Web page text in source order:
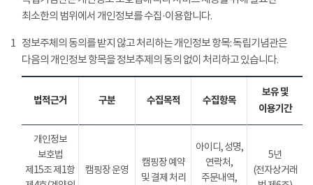
최소한의 범위에서 개인정보를 수집·이용합니다.
1 정보주체의 동의를 받지 않고 처리하는 개인정보 항목: 독립기념관은
다음의 개인정보 항목을 정보추제의 동의 없이 처리하고 있습니다.
법적근거 구분 수집목적 수집항목
보유 및
이용기간
개인정보
보호법
제15조 제1항
캠핑장 운영
캠핑장 예약
및 결제 처리
아이디, 성명,
연락처,
주문내역,
5년
(전자상거래